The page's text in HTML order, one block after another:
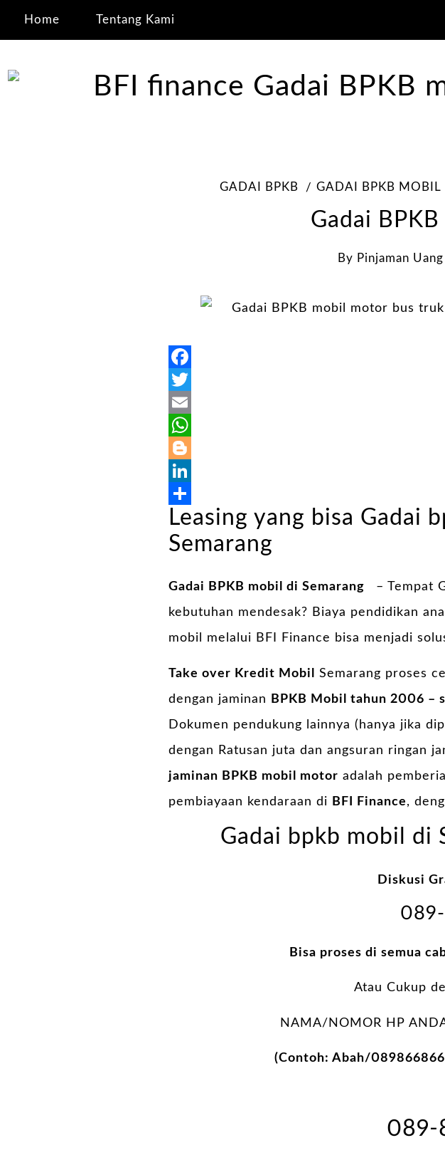
Home Tentang Kami
GADAI BPKB GADAI BPKB MOBIL
Gadai
By Pinjaman Uang
Facebook
Twitter
Email
WhatsApp
Blogger
LinkedIn
Share
Leasing yang bisa Gadai
Semarang
Gadai BPKB mobil di Semarang
– Tempat
kebutuhan mendesak? Biaya pendidikan
mobil melalui BFI Finance bisa menjadi
Take over Kredit Mobil
Semarang proses
dengan jaminan
BPKB Mobil tahun 2006 –
Dokumen pendukung lainnya (hanya jika
dengan Ratusan juta dan angsuran ringan
jaminan BPKB mobil motor adalah
pembiayaan kendaraan di BFI Finance,
Gadai bpkb mobil di
Diskusi
Bisa proses di semua
Atau Cukup
NAMA/NOMOR HP
(Contoh: Abah/
089-